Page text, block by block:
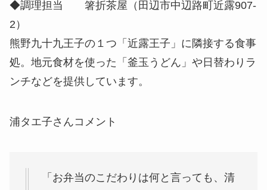
◆調理担当 箸折茶屋（田辺市中辺路町近露907-
2）
熊野九十九王子の１つ「近露王子」に隣接する食事
処。地元食材を使った「釜玉うどん」や日替わりラ
ンチなどを提供しています。
浦タエ子さんコメント
「お弁当のこだわりは何と言っても、清